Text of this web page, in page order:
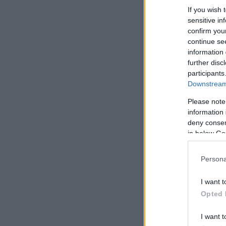
If you wish
sensitive
confirm
continue
information
further
Please
information
deny
in below
I want
Opted
I want